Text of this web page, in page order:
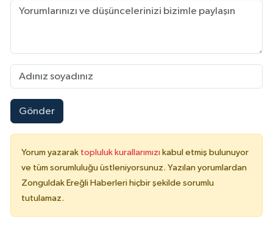
Gönder
Yorum yazarak topluluk kurallarımızı kabul etmiş bulunuyor
ve tüm sorumluluğu üstleniyorsunuz. Yazılan yorumlardan
Zonguldak Ereğli Haberleri hiçbir şekilde sorumlu
tutulamaz.